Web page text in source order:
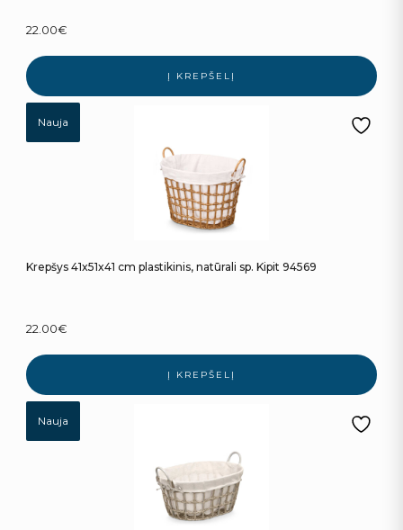
22.00€
Į KREPŠELĮ
Nauja
Krepšys 41x51x41 cm plastikinis, natūrali sp. Kipit 94569
22.00€
Į KREPŠELĮ
Nauja